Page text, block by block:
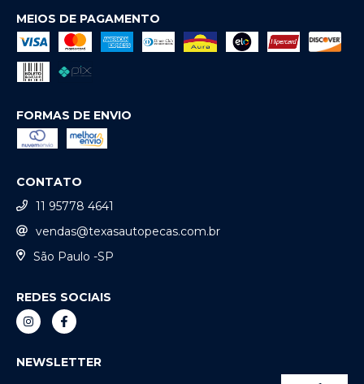
MEIOS DE PAGAMENTO
FORMAS DE ENVIO
CONTATO
11 95778 4641
vendas@texasautopecas.com.br
São Paulo -SP
REDES SOCIAIS
NEWSLETTER